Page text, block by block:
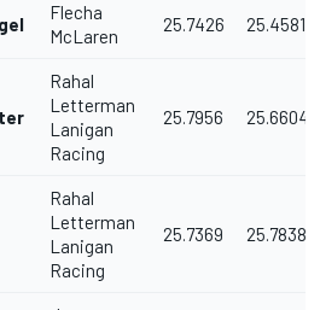
Flecha
McLaren
25.7426 25.4581
Rahal
Letterman
Lanigan
Racing
25.7956 25.6604
Rahal
Letterman
Lanigan
Racing
25.7369 25.7838